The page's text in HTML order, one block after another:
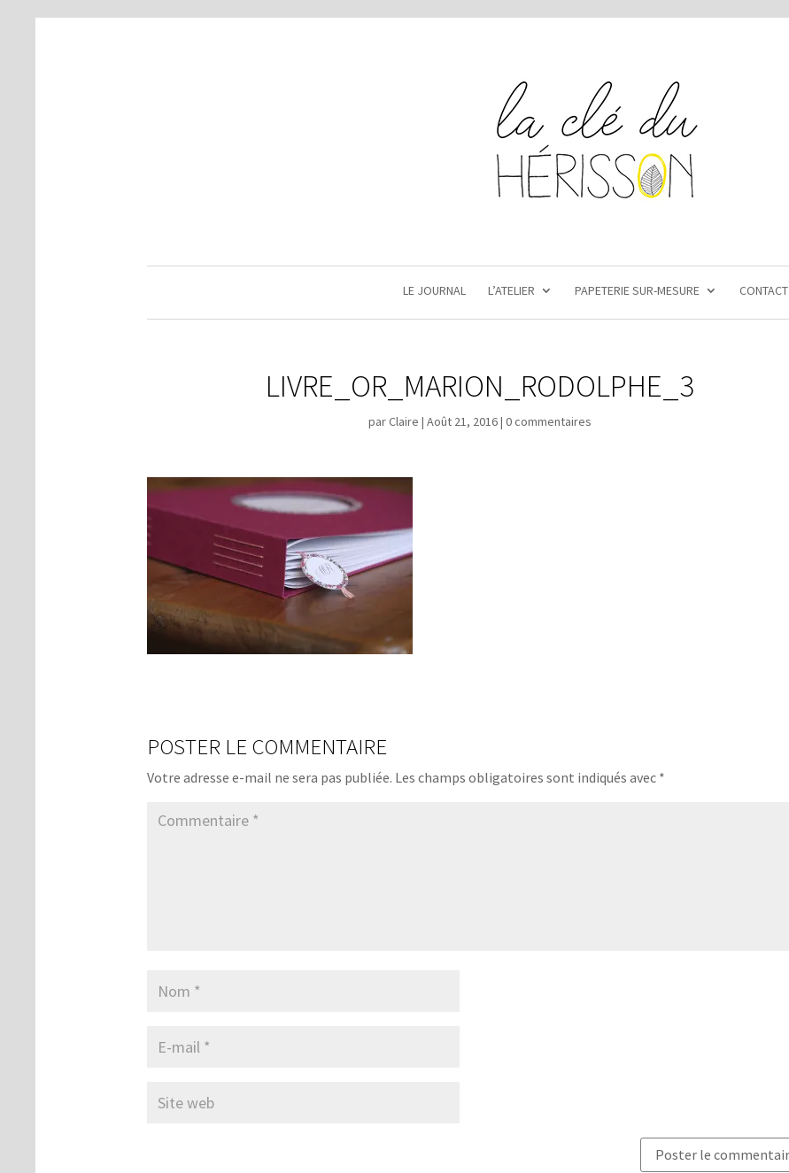
LE JOURNAL L’ATELIER PAPETERIE SUR-MESURE CONTACT
LIVRE_OR_MARION_RODOLPHE_3
parClaire | Août 21, 2016| 0 commentaires
POSTER LE COMMENTAIRE
Votre adresse e-mail ne sera pas publiée. Les champs obligatoires sont indiqués avec *